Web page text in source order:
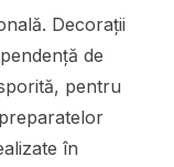
Decorații
de
pentru
în